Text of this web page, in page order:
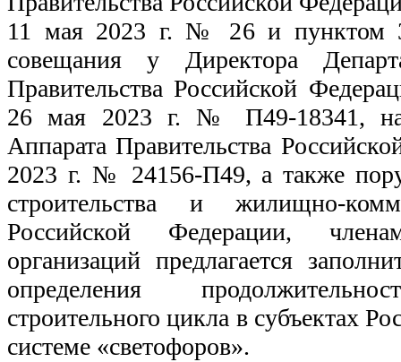
11 мая 2023 г. № 26 и пунктом 3
совещания у Директора
Правительства Российской
26 мая 2023 г. № П49-18341,
Аппарата Правительства
2023 г. № 24156-П49, а также
строительства и жилищно-
Российской Федерации,
организаций предлагается
определения
строительного цикла в субъектах
системе «светофоров».